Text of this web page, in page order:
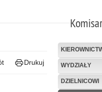
Drukuj WYDZIAŁY
DZIELNICOWI